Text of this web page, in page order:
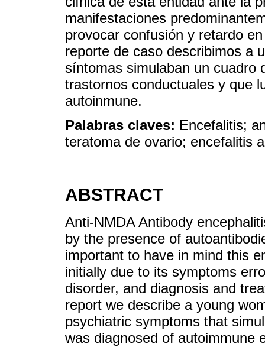
manifestaciones
provocar confusión y retardo
reporte de caso describimos a
síntomas simulaban un cuadro
trastornos conductuales y que
autoinmune.
Palabras claves: Encefalitis;
teratoma de ovario; encefalitis
ABSTRACT
Anti-NMDA Antibody
by the presence of
important to have in mind this
initially due to its symptoms
disorder, and diagnosis and
report we describe a young
psychiatric symptoms that
was diagnosed of autoimmune